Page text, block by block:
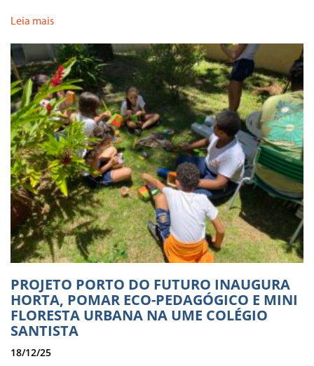
Leia mais
PROJETO PORTO DO FUTURO INAUGURA
HORTA, POMAR ECO-PEDAGÓGICO E MINI
FLORESTA URBANA NA UME COLÉGIO
SANTISTA
18/12/25